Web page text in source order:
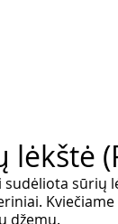
lėkštė
sudėliota sūrių
džemu.